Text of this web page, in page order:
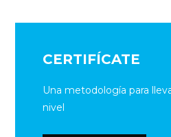
CERTIFÍCATE
Una metodología para
nivel